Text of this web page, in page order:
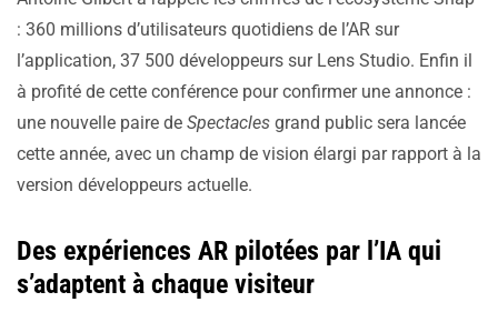
: 360 millions d’utilisateurs quotidiens de l’AR sur
l’application, 37 500 développeurs sur Lens Studio. Enfin il
à profité de cette conférence pour confirmer une annonce :
une nouvelle paire de Spectacles grand public sera lancée
cette année, avec un champ de vision élargi par rapport à la
version développeurs actuelle.
Des expériences AR pilotées par l’IA qui
s’adaptent à chaque visiteur